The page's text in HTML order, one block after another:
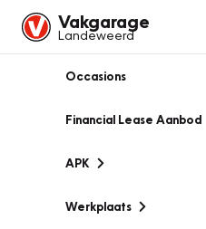
Vakgarage
Landeweerd
Occasions
Financial Lease Aanbod
APK
Werkplaats